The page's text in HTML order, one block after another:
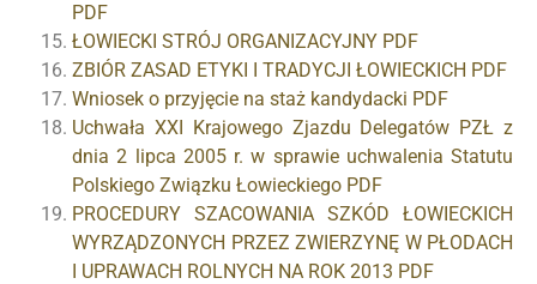
PDF
ŁOWIECKI STRÓJ ORGANIZACYJNY PDF
ZBIÓR ZASAD ETYKI I TRADYCJI ŁOWIECKICH PDF
Wniosek o przyjęcie na staż kandydacki PDF
Uchwała XXI Krajowego Zjazdu Delegatów PZŁ z
dnia 2 lipca 2005 r. w sprawie uchwalenia Statutu
Polskiego Związku Łowieckiego PDF
PROCEDURY SZACOWANIA SZKÓD ŁOWIECKICH
WYRZĄDZONYCH PRZEZ ZWIERZYNĘ W PŁODACH
I UPRAWACH ROLNYCH NA ROK 2013 PDF